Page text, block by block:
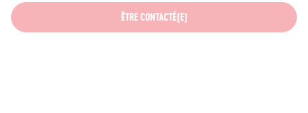
ÊTRE CONTACTÉ(E)